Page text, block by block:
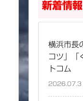
新着情報
横浜市長
コツ」「
トコム